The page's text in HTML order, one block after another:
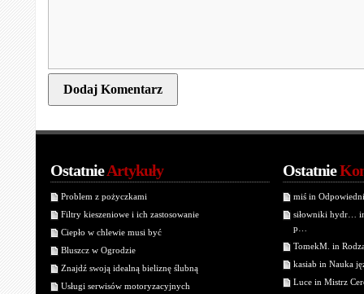
OstatnieArtykuły
Problem z pożyczkami
Filtry kieszeniowe i ich zastosowanie
Ciepło w chlewie musi być
Bluszcz w Ogrodzie
Znajdź swoją idealną bieliznę ślubną
Usługi serwisów motoryzacyjnych
Ostatnie
miś in
siłowniki hydr…
p…
TomekM. in
kasiab in Nauka
Luce in Mistrz